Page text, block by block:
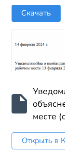
Скачать
месте
Открыть в